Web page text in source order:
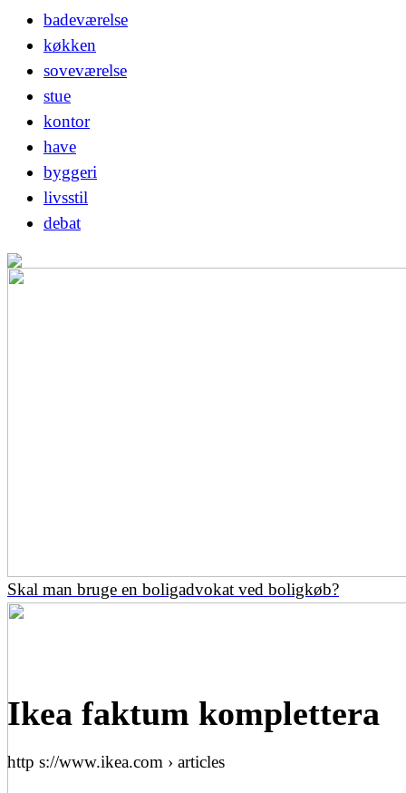
badeværelse
køkken
soveværelse
stue
kontor
have
byggeri
livsstil
debat
Skal man bruge en boligadvokat ved boligkøb?
Ikea faktum komplettera
http s://www.ikea.com › articles